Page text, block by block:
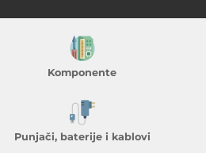
Komponente
Punjači, baterije i kablovi